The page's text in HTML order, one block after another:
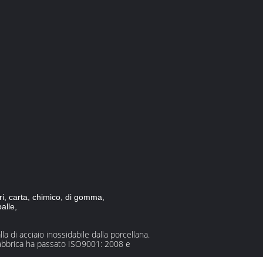
carta, chimico, di gomma,
di acciaio inossidabile dalla porcellana.
ha passato ISO9001: 2008 e